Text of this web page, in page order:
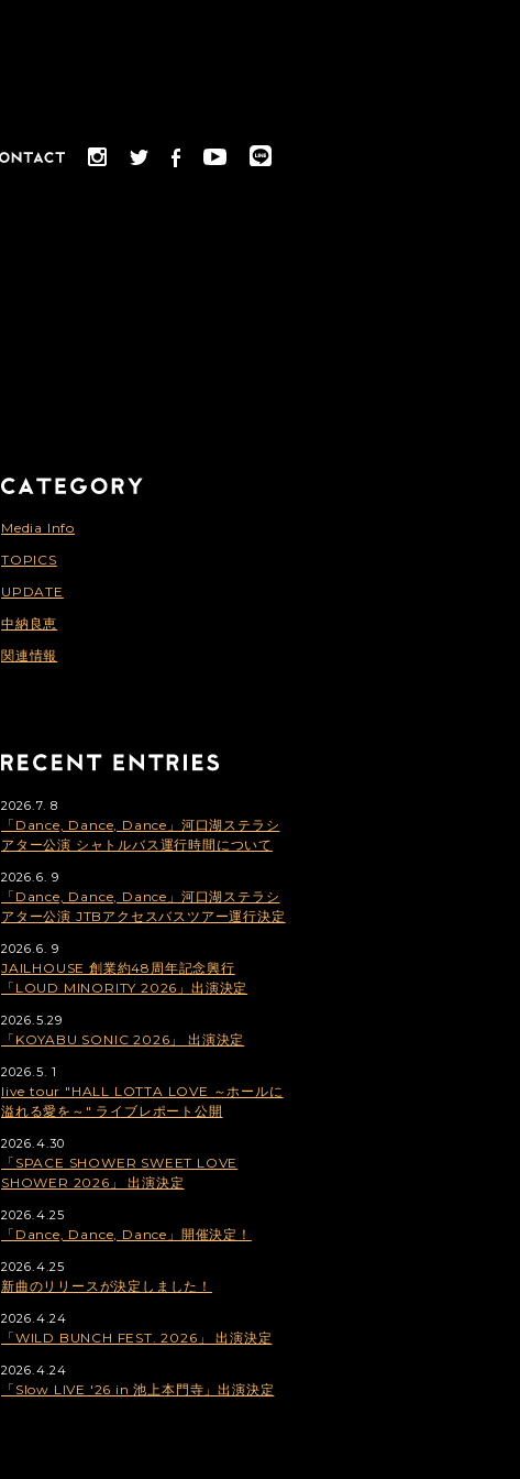
Media Info
TOPICS
UPDATE
中納良恵
関連情報
2026.7. 8
「Dance, Dance, Dance」河口湖ステラシ
アター公演 シャトルバス運行時間について
2026.6. 9
「Dance, Dance, Dance」河口湖ステラシ
アター公演 JTBアクセスバスツアー運行決定
2026.6. 9
JAILHOUSE 創業約48周年記念興行
「LOUD MINORITY 2026」出演決定
2026.5.29
「KOYABU SONIC 2026」 出演決定
2026.5. 1
live tour "HALL LOTTA LOVE ～ホールに
溢れる愛を～" ライブレポート公開
2026.4.30
「SPACE SHOWER SWEET LOVE
SHOWER 2026」 出演決定
2026.4.25
「Dance, Dance, Dance」開催決定！
2026.4.25
新曲のリリースが決定しました！
2026.4.24
「WILD BUNCH FEST. 2026」 出演決定
2026.4.24
「Slow LIVE '26 in 池上本門寺」出演決定